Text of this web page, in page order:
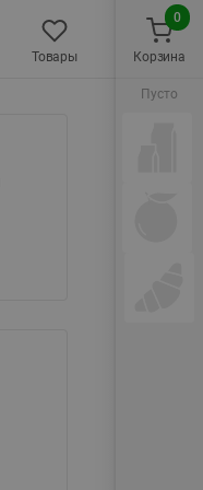
Товары Корзина
0
Пусто